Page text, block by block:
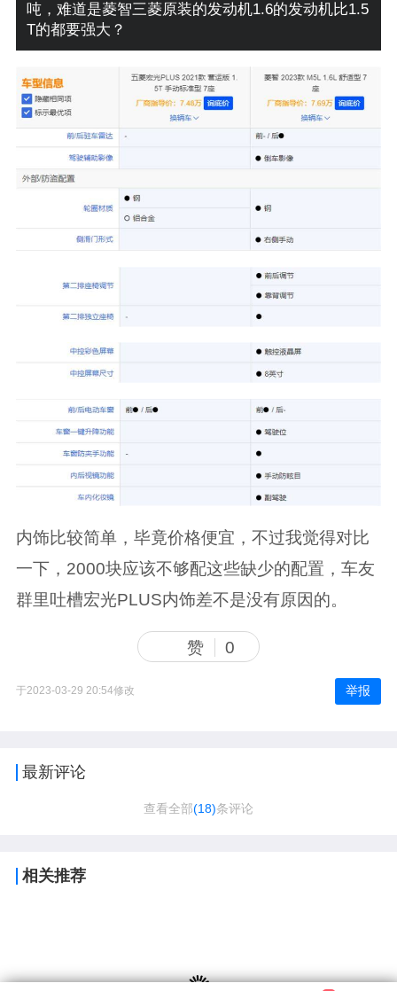
吨，难道是菱智三菱原装的发动机1.6的发动机比1.5
T的都要强大？
内饰比较简单，毕竟价格便宜，不过我觉得对比
一下，2000块应该不够配这些缺少的配置，车友
群里吐槽宏光PLUS内饰差不是没有原因的。
赞 0
于2023-03-29 20:54修改 举报
最新评论
查看全部(18)条评论
相关推荐